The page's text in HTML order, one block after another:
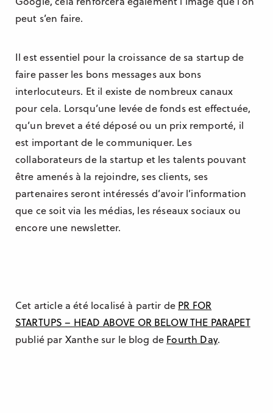
peut s’en faire.
Il est essentiel pour la croissance de sa startup de
faire passer les bons messages aux bons
interlocuteurs. Et il existe de nombreux canaux
pour cela. Lorsqu’une levée de fonds est effectuée,
qu’un brevet a été déposé ou un prix remporté, il
est important de le communiquer. Les
collaborateurs de la startup et les talents pouvant
être amenés à la rejoindre, ses clients, ses
partenaires seront intéressés d’avoir l’information
que ce soit via les médias, les réseaux sociaux ou
encore une newsletter.
Cet article a été localisé à partir de PR FOR
STARTUPS – HEAD ABOVE OR BELOW THE PARAPET
publié par Xanthe sur le blog de Fourth Day.